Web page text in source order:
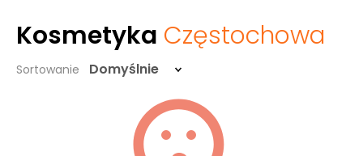
Kosmetyka Częstochowa
Sortowanie Domyślnie